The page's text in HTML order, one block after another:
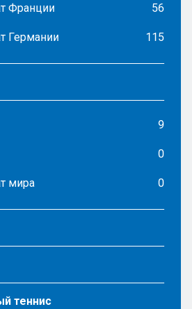
Франции 56
Германии 115
9
0
мира 0
теннис